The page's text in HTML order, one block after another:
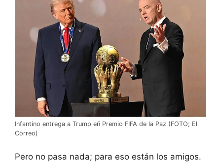
Infantino entrega a Trump eñ Premio FIFA de la Paz (FOTO; El
Correo)
Pero no pasa nada; para eso están los amigos.